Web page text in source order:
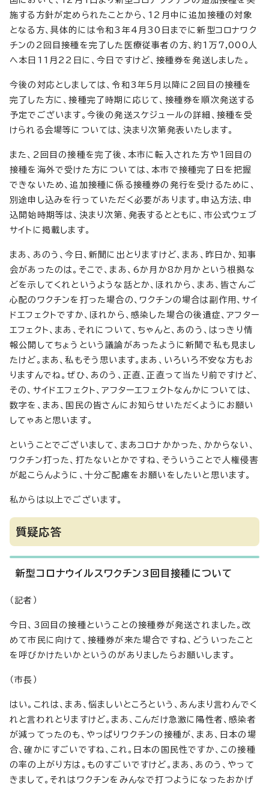
施する方針が定められたことから、12月中に追加接種の対象
となる方、具体的には令和3年4月30日までに新型コロナワク
チンの2回目接種を完了した医療従事者の方、約1万7,000人
へ本日11月22日に、今日ですけど、接種券を発送しました。
今後の対応としましては、令和3年5月以降に2回目の接種を
完了した方に、接種完了時期に応じて、接種券を順次発送する
予定でございます。今後の発送スケジュールの詳細、接種を受
けられる会場等については、決まり次第発表いたします。
また、2回目の接種を完了後、本市に転入された方や1回目の
接種を海外で受けた方については、本市で接種完了日を把握
できないため、追加接種に係る接種券の発行を受けるために、
別途申し込みを行っていただく必要があります。申込方法、申
込開始時期等は、決まり次第、発表するとともに、市公式ウェブ
サイトに掲載します。
まあ、あのう、今日、新聞に出とりますけど、まあ、昨日か、知事
会があったのは。そこで、まあ、6か月か8か月かという根拠な
どを示してくれというような話とか、ほれから、まあ、皆さんご
心配のワクチンを打った場合の、ワクチンの場合は副作用、サイ
ドエフェクトですか、ほれから、感染した場合の後遺症、アフター
エフェクト、まあ、それについて、ちゃんと、あのう、はっきり情
報公開してちょうという議論があったように新聞で私も見まし
たけど。まあ、私もそう思います。まあ、いろいろ不安な方もお
りますんでね。ぜひ、あのう、正直、正直って当たり前ですけど、
その、サイドエフェクト、アフターエフェクトなんかについては、
数字を、まあ、国民の皆さんにお知らせいただくようにお願い
してゃあと思います。
ということでございまして、まあコロナかかった、かからない、
ワクチン打った、打たないとかですね、そういうことで人権侵害
が起こらんように、十分ご配慮をお願いをしたいと思います。
私からは以上でございます。
質疑応答
新型コロナウイルスワクチン3回目接種について
（記者）
今日、3回目の接種ということの接種券が発送されました。改
めて市民に向けて、接種券が来た場合ですね、どういったこと
を呼びかけたいかというのがありましたらお願いします。
（市長）
はい。これは、まあ、悩ましいところという、あんまり言わんでく
れと言われとりますけど。まあ、こんだけ急激に陽性者、感染者
が減ってったのも、やっぱりワクチンの接種が、まあ、日本の場
合、確かにすごいですね、これ。日本の国民性ですか、この接種
の率の上がり方は。ものすごいですけど。まあ、あのう、やって
きまして。それはワクチンをみんなで打つようになったおかげ